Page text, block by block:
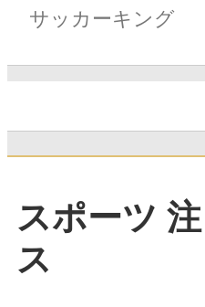
サッカーキング
スポーツ
ス